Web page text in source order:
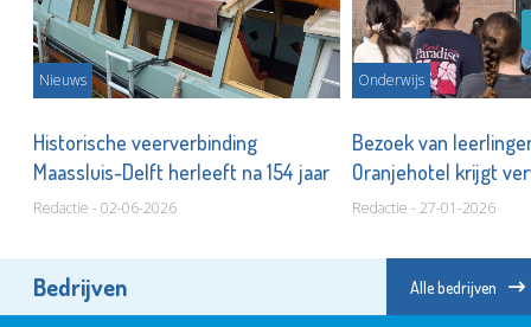
Nieuws
Historische veerverbinding
Maassluis-Delft herleeft na 154 jaar
Redactie - 02-06-2026
Onderwijs
Bezoek van
Oranjehotel krijgt
Redactie - 27-01-2026
Bedrijven Alle bedrijven